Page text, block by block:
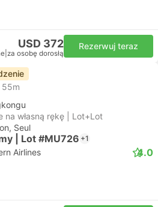
USD 372
za osobę dorosłą
Rezerwuj teraz
na własną rękę | Lot+Lot
Seul
| Lot #MU726 +1
Airlines 4.0